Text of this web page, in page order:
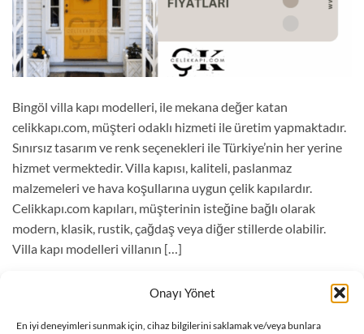
Onayı Yönet
En iyi deneyimleri sunmak için, cihaz bilgilerini saklamak ve/veya bunlara
Bingöl villa kapı modelleri, ile mekana değer katan
celikkapı.com, müşteri odaklı hizmeti ile üretim yapmaktadır.
Sınırsız tasarım ve renk seçenekleri ile Türkiye’nin her yerine
hizmet vermektedir. Villa kapısı, kaliteli, paslanmaz
malzemeleri ve hava koşullarına uygun çelik kapılardır.
Celikkapı.com kapıları, müşterinin isteğine bağlı olarak
modern, klasik, rustik, çağdaş veya diğer stillerde olabilir.
Villa kapı modelleri villanın […]